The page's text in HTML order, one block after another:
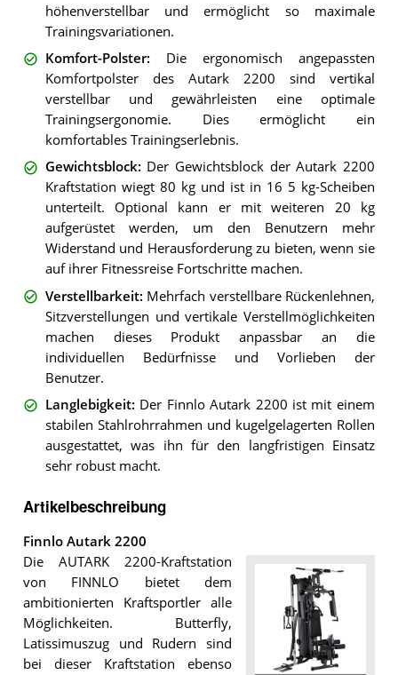
höhenverstellbar und ermöglicht so maximale
Trainingsvariationen.
Komfort-Polster: Die ergonomisch angepassten
Komfortpolster des Autark 2200 sind vertikal
verstellbar und gewährleisten eine optimale
Trainingsergonomie. Dies ermöglicht ein
komfortables Trainingserlebnis.
Gewichtsblock: Der Gewichtsblock der Autark 2200
Kraftstation wiegt 80 kg und ist in 16 5 kg-Scheiben
unterteilt. Optional kann er mit weiteren 20 kg
aufgerüstet werden, um den Benutzern mehr
Widerstand und Herausforderung zu bieten, wenn sie
auf ihrer Fitnessreise Fortschritte machen.
Verstellbarkeit: Mehrfach verstellbare Rückenlehnen,
Sitzverstellungen und vertikale Verstellmöglichkeiten
machen dieses Produkt anpassbar an die
individuellen Bedürfnisse und Vorlieben der
Benutzer.
Langlebigkeit: Der Finnlo Autark 2200 ist mit einem
stabilen Stahlrohrrahmen und kugelgelagerten Rollen
ausgestattet, was ihn für den langfristigen Einsatz
sehr robust macht.
Artikelbeschreibung
Finnlo Autark 2200
Die AUTARK 2200-Kraftstation
von FINNLO bietet dem
ambitionierten Kraftsportler alle
Möglichkeiten. Butterfly,
Latissimuszug und Rudern sind
bei dieser Kraftstation ebenso